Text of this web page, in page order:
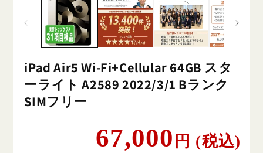
iPad Air5 Wi-Fi+Cellular 64GB スタ
ーライト A2589 2022/3/1 Bランク
SIMフリー
常
67,000 円 (税込)